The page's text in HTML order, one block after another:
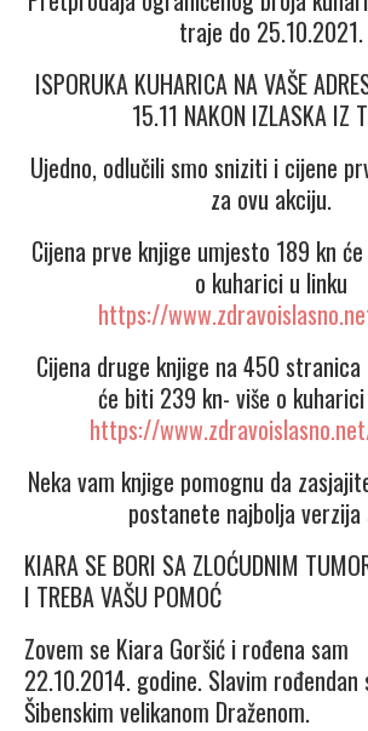
traje do 25.10.2021.
ISPORUKA KUHARICA NA VAŠE
15.11 NAKON IZLASKA IZ
Ujedno, odlučili smo sniziti i cijene
za ovu akciju.
Cijena prve knjige umjesto 189 kn
o kuharici u linku
https://
Cijena druge knjige na 450
će biti 239 kn- više o
https://
Neka vam knjige pomognu da
postanete najbolja verzija
KIARA SE BORI SA ZLOĆUDNIM
I TREBA VAŠU POMOĆ
Zovem se Kiara Goršić i rođena sam
22.10.2014. godine. Slavim rođendan
Šibenskim velikanom Draženom.